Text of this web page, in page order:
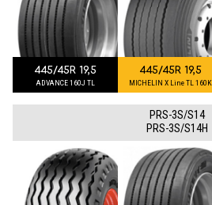
445/45R 19,5
ADVANCE 160J TL
445/45R 19,5
MICHELIN X Line TL 160K
PRS-3S/S14
PRS-3S/S14H